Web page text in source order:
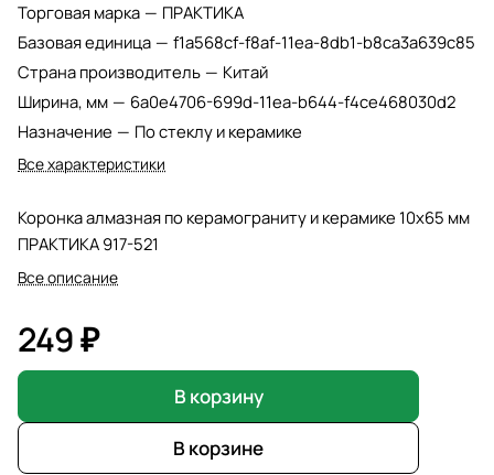
Торговая марка — ПРАКТИКА
Базовая единица — f1a568cf-f8af-11ea-8db1-b8ca3a639c85
Страна производитель — Китай
Ширина, мм — 6a0e4706-699d-11ea-b644-f4ce468030d2
Назначение — По стеклу и керамике
Все характеристики
Коронка алмазная по керамограниту и керамике 10х65 мм
ПРАКТИКА 917-521
Все описание
249 ₽
В корзину
В корзине